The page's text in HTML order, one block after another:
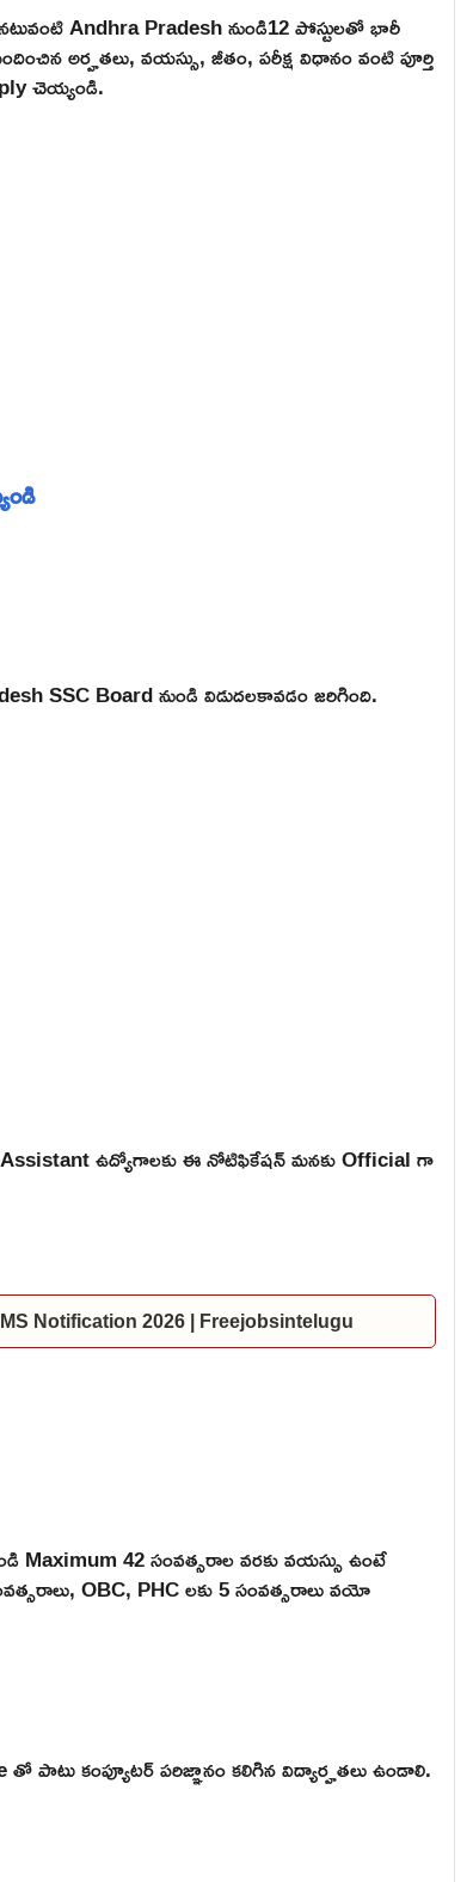
Andhra Pradesh నుండి12 పోస్టులతో భారీ
అర్హతలు, వయస్సు, జీతం, పరీక్ష విధానం వంటి పూర్తి
చెయ్యండి.
SSC Board నుండి విడుదలకావడం జరిగింది.
ఉద్యోగాలకు ఈ నోటిఫికేషన్ మనకు Official గా
Notification 2026 | Freejobsintelugu
Maximum 42 సంవత్సరాల వరకు వయస్సు ఉంటే
OBC, PHC లకు 5 సంవత్సరాలు వయో
పాటు కంప్యూటర్ పరిజ్ఞానం కలిగిన విద్యార్హతలు ఉండాలి.